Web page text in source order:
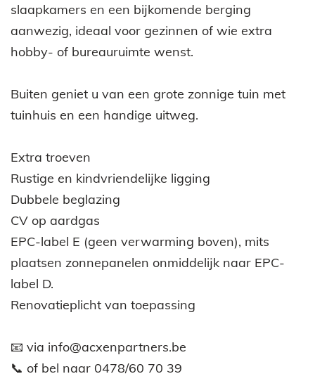
slaapkamers en een bijkomende berging
aanwezig, ideaal voor gezinnen of wie extra
hobby- of bureauruimte wenst.
Buiten geniet u van een grote zonnige tuin met
tuinhuis en een handige uitweg.
Extra troeven
Rustige en kindvriendelijke ligging
Dubbele beglazing
CV op aardgas
EPC-label E (geen verwarming boven), mits
plaatsen zonnepanelen onmiddelijk naar EPC-
label D.
Renovatieplicht van toepassing
📧 via info@acxenpartners.be
📞 of bel naar 0478/60 70 39